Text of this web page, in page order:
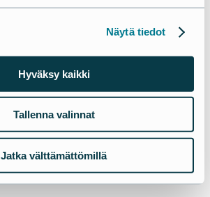
Näytä tiedot
Hyväksy kaikki
Tallenna valinnat
Jatka välttämättömillä